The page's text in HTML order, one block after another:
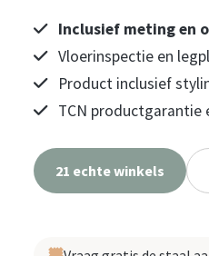
Inclusief meting en
Vloerinspectie en
Product inclusief
TCN productgarantie
21 echte winkels